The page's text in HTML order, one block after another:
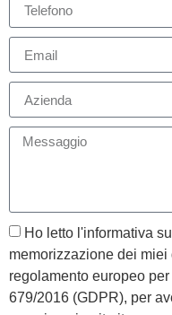
Ho letto l'informativa
memorizzazione dei miei
regolamento europeo
679/2016 (GDPR), per